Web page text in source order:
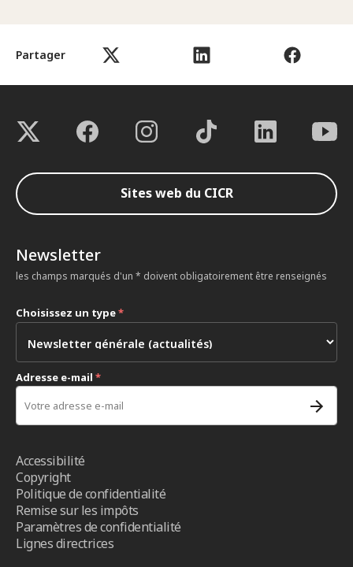
Partager
Sites web du CICR
Newsletter
les champs marqués d'un * doivent obligatoirement être renseignés
Choisissez un type*
Adresse e-mail *
Accessibilité
Copyright
Politique de confidentialité
Remise sur les impôts
Paramètres de confidentialité
Lignes directrices